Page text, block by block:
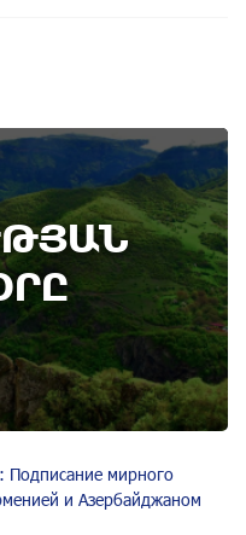
иск ААЦ
Ованаванк
мирного
и Азербайджаном